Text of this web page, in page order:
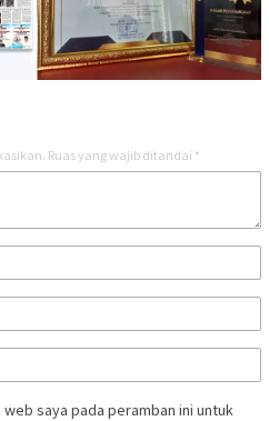
Ruas yang wajib ditandai *
saya pada peramban ini untuk